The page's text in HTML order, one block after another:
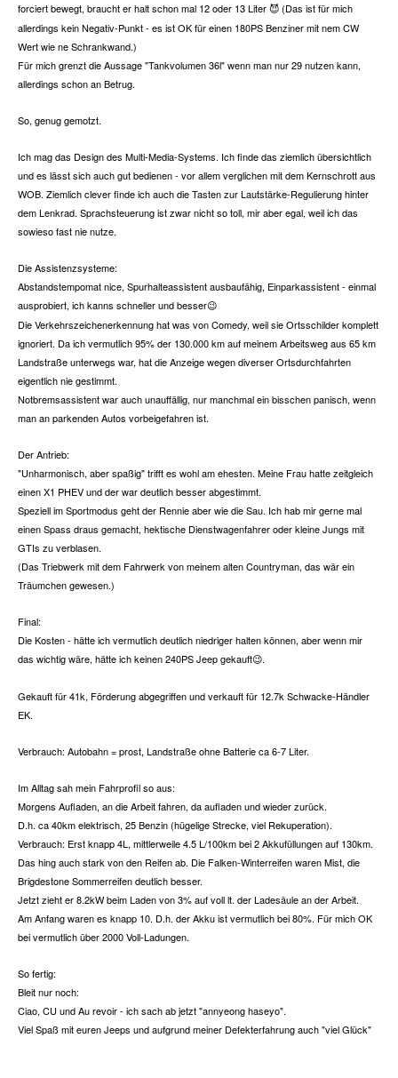
forciert bewegt, braucht er halt schon mal 12 oder 13 Liter 😈 (Das ist für mich
allerdings kein Negativ-Punkt - es ist OK für einen 180PS Benziner mit nem CW
Wert wie ne Schrankwand.)
Für mich grenzt die Aussage "Tankvolumen 36l" wenn man nur 29 nutzen kann,
allerdings schon an Betrug.
So, genug gemotzt.
Ich mag das Design des Multi-Media-Systems. Ich finde das ziemlich übersichtlich
und es lässt sich auch gut bedienen - vor allem verglichen mit dem Kernschrott aus
WOB. Ziemlich clever finde ich auch die Tasten zur Lautstärke-Regulierung hinter
dem Lenkrad. Sprachsteuerung ist zwar nicht so toll, mir aber egal, weil ich das
sowieso fast nie nutze.
Die Assistenzsysteme:
Abstandstempomat nice, Spurhalteassistent ausbaufähig, Einparkassistent - einmal
ausprobiert, ich kanns schneller und besser😉
Die Verkehrszeichenerkennung hat was von Comedy, weil sie Ortsschilder komplett
ignoriert. Da ich vermutlich 95% der 130.000 km auf meinem Arbeitsweg aus 65 km
Landstraße unterwegs war, hat die Anzeige wegen diverser Ortsdurchfahrten
eigentlich nie gestimmt.
Notbremsassistent war auch unauffällig, nur manchmal ein bisschen panisch, wenn
man an parkenden Autos vorbeigefahren ist.
Der Antrieb:
"Unharmonisch, aber spaßig" trifft es wohl am ehesten. Meine Frau hatte zeitgleich
einen X1 PHEV und der war deutlich besser abgestimmt.
Speziell im Sportmodus geht der Rennie aber wie die Sau. Ich hab mir gerne mal
einen Spass draus gemacht, hektische Dienstwagenfahrer oder kleine Jungs mit
GTIs zu verblasen.
(Das Triebwerk mit dem Fahrwerk von meinem alten Countryman, das wär ein
Träumchen gewesen.)
Final:
Die Kosten - hätte ich vermutlich deutlich niedriger halten können, aber wenn mir
das wichtig wäre, hätte ich keinen 240PS Jeep gekauft😉.
Gekauft für 41k, Förderung abgegriffen und verkauft für 12.7k Schwacke-Händler
EK.
Verbrauch: Autobahn = prost, Landstraße ohne Batterie ca 6-7 Liter.
Im Alltag sah mein Fahrprofil so aus:
Morgens Aufladen, an die Arbeit fahren, da aufladen und wieder zurück.
D.h. ca 40km elektrisch, 25 Benzin (hügelige Strecke, viel Rekuperation).
Verbrauch: Erst knapp 4L, mittlerweile 4.5 L/100km bei 2 Akkufüllungen auf 130km.
Das hing auch stark von den Reifen ab. Die Falken-Winterreifen waren Mist, die
Brigdestone Sommerreifen deutlich besser.
Jetzt zieht er 8.2kW beim Laden von 3% auf voll lt. der Ladesäule an der Arbeit.
Am Anfang waren es knapp 10. D.h. der Akku ist vermutlich bei 80%. Für mich OK
bei vermutlich über 2000 Voll-Ladungen.
So fertig:
Bleit nur noch:
Ciao, CU und Au revoir - ich sach ab jetzt "annyeong haseyo".
Viel Spaß mit euren Jeeps und aufgrund meiner Defekterfahrung auch "viel Glück"